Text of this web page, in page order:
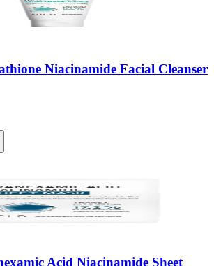
Niacinamide Facial Cleanser
Acid Niacinamide Sheet